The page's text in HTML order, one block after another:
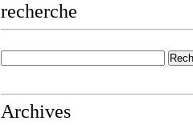
recherche
Archives